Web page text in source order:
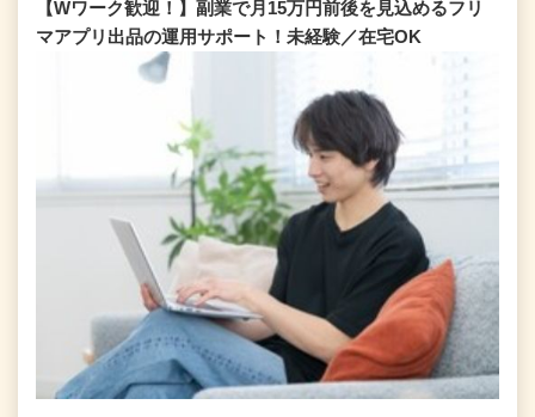
【Wワーク歓迎！】副業で月15万円前後を見込めるフリ
マアプリ出品の運用サポート！未経験／在宅OK